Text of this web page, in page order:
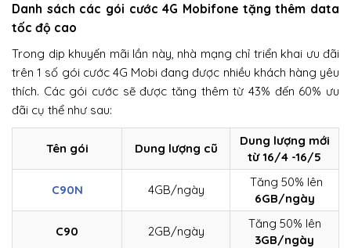
Danh sách các gói cước 4G Mobifone tặng thêm data
tốc độ cao
Trong dịp khuyến mãi lần này, nhà mạng chỉ triển khai ưu đãi
trên 1 số gói cước 4G Mobi đang được nhiều khách hàng yêu
thích. Các gói cước sẽ được tăng thêm từ 43% đến 60% ưu
đãi cụ thể như sau:
Tên gói Dung lượng cũ
Dung lượng mới
từ 16/4 -16/5
C90N 4GB/ngày
Tăng 50% lên
6GB/ngày
C90 2GB/ngày
Tăng 50% lên
3GB/ngày